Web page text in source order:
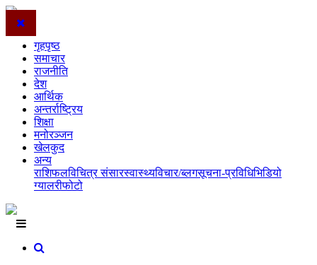
गृहपृष्ठ
समाचार
राजनीति
देश
आर्थिक
अन्तर्राष्ट्रिय
शिक्षा
मनोरञ्जन
खेलकुद
अन्य
राशिफलविचित्र संसारस्वास्थ्यविचार/ब्लगसूचना-प्रविधिभिडियो
ग्यालरीफोटो